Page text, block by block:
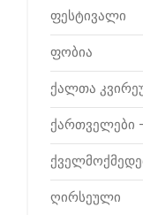
ფესტივალი
ფობია
ქალთა
ქართველები
ღირსეული